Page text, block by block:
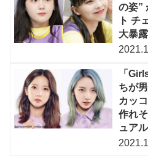
の姿”
ト チ
大暴露
「
ちが
カッ
作れ
ュア